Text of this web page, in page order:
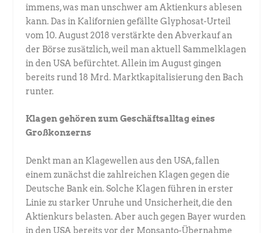
immens, was man unschwer am Aktienkurs ablesen
kann. Das in Kalifornien gefällte Glyphosat-Urteil
vom 10. August 2018 verstärkte den Abverkauf an
der Börse zusätzlich, weil man aktuell Sammelklagen
in den USA befürchtet. Allein im August gingen
bereits rund 18 Mrd. Marktkapitalisierung den Bach
runter.
Klagen gehören zum Geschäftsalltag eines
Großkonzerns
Denkt man an Klagewellen aus den USA, fallen
einem zunächst die zahlreichen Klagen gegen die
Deutsche Bank ein. Solche Klagen führen in erster
Linie zu starker Unruhe und Unsicherheit, die den
Aktienkurs belasten. Aber auch gegen Bayer wurden
in den USA bereits vor der Monsanto-Übernahme